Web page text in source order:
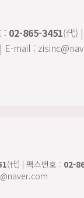
: 02-865-3451(代)
E-mail :
(代) | 팩스번호 : 02-